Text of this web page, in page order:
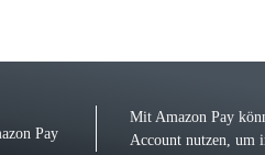
Mit Amazon Pay
Account nutzen, um